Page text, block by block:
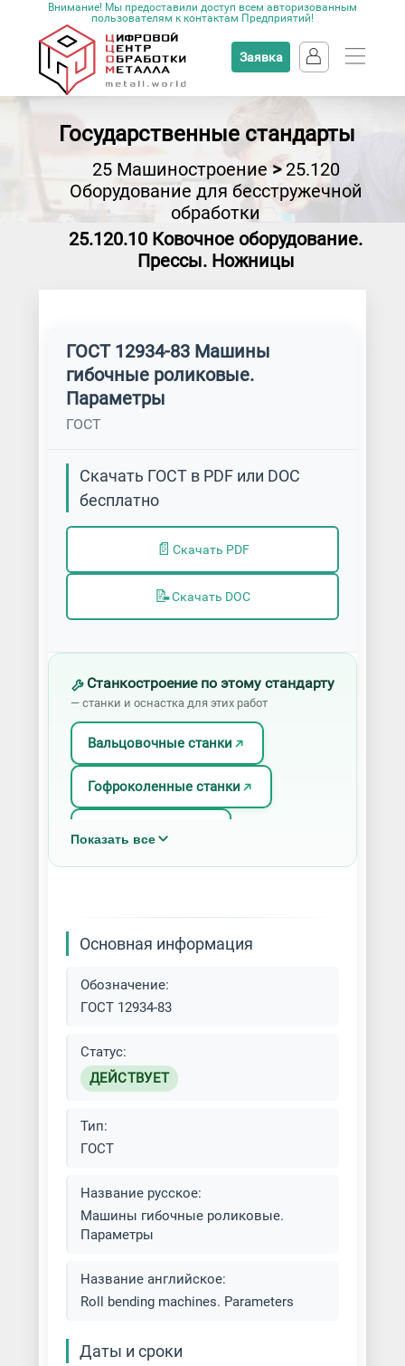
Внимание! Мы предоставили доступ всем авторизованным
пользователям к контактам Предприятий!
Заявка
Государственные стандарты
25 Машиностроение>25.120
Оборудование для бесстружечной
обработки
25.120.10 Ковочное оборудование.
Прессы. Ножницы
ГОСТ 12934-83 Машины
гибочные роликовые.
Параметры
ГОСТ
Скачать ГОСТ в PDF или DOC
бесплатно
📄 Скачать PDF
📝Скачать DOC
Станкостроение по этому стандарту
— станки и оснастка для этих работ
Вальцовочные станки
Гофроколенные станки
Спирально-навивные станки
Станки для гибки арматуры
Станки для гибки с ЧПУ
Станки для радиусной гибки
Фальцегибочные станки
Фальцепрокатные станки
Показать все
Основная информация
Обозначение:
ГОСТ 12934-83
Статус:
ДЕЙСТВУЕТ
Тип:
ГОСТ
Название русское:
Машины гибочные роликовые.
Параметры
Название английское:
Roll bending machines. Parameters
Даты и сроки